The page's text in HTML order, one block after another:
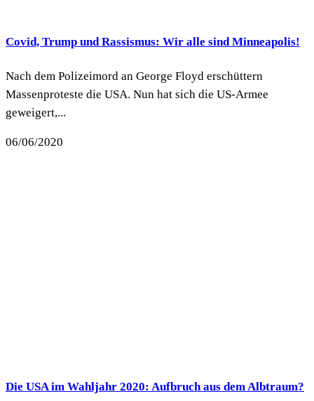
Covid, Trump und Rassismus: Wir alle sind Minneapolis!
Nach dem Polizeimord an George Floyd erschüttern
Massenproteste die USA. Nun hat sich die US-Armee
geweigert,...
06/06/2020
Die USA im Wahljahr 2020: Aufbruch aus dem Albtraum?